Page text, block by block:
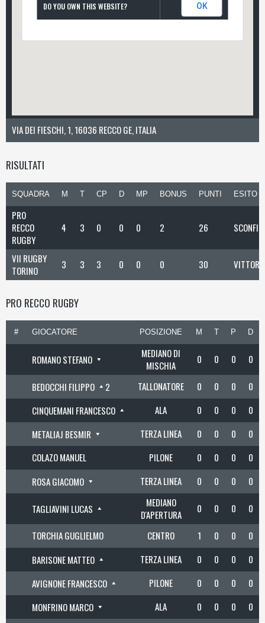
DO YOU OWN THIS WEBSITE? OK
VIA DEI FIESCHI, 1, 16036 RECCO GE, ITALIA
RISULTATI
SQUADRA M T CP D MP BONUS PUNTI ESITO
PRO
RECCO
RUGBY
4 3 0 0 0 2 26
VII RUGBY
TORINO
3 3 3 0 0 0 30
PRO RECCO RUGBY
# GIOCATORE POSIZIONE M T P D
ROMANO STEFANO
MEDIANO DI
MISCHIA
0 0 0 0
BEDOCCHI FILIPPO 2 TALLONATORE 0 0 0
0
CINQUEMANI FRANCESCO
ALA 0 0 0
0
METALIAJ BESMIR
TERZA LINEA 0 0 0
0
COLAZO MANUEL
PILONE 0 0 0
0
ROSA GIACOMO
TERZA LINEA 0 0 0 0
TAGLIAVINI LUCAS
MEDIANO
D'APERTURA
0 0 0 0
TORCHIA GUGLIELMO CENTRO 1 0 0
0
BARISONE MATTEO
TERZA LINEA 0 0 0
0
AVIGNONE FRANCESCO
PILONE 0 0 0
0
MONFRINO MARCO
ALA 0 0 0
0